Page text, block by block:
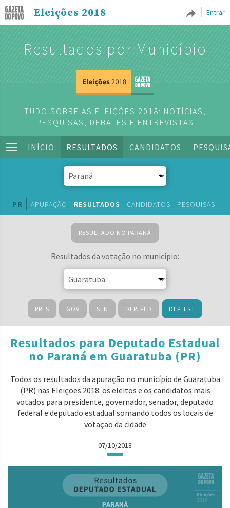
Entrar
Eleições 2018
Resultados por Município
TUDO SOBRE AS ELEIÇÕES 2018: NOTÍCIAS,
PESQUISAS, DEBATES E ENTREVISTAS
INÍCIO RESULTADOS CANDIDATOS
PR APURAÇÃO RESULTADOS CANDIDATOS PESQUISAS
RESULTADO NO PARANÁ
Resultados da votação no município:
PRES GOV SEN DEP. FED DEP. EST
Resultados para Deputado Estadual
no Paraná em Guaratuba (PR)
Todos os resultados da apuração no município de Guaratuba
(PR) nas Eleições 2018: os eleitos e os candidatos mais
votados para presidente, governador, senador, deputado
federal e deputado estadual somando todos os locais de
votação da cidade
07/10/2018